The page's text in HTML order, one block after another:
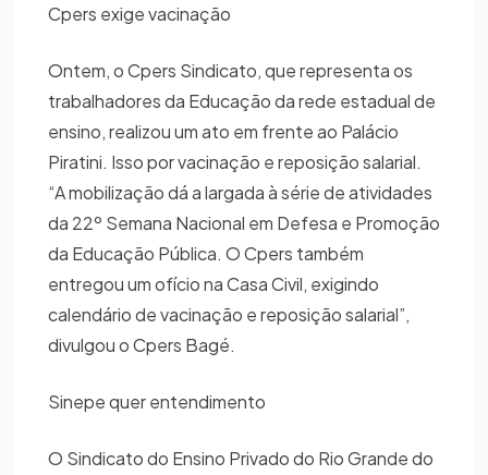
Cpers exige vacinação
Ontem, o Cpers Sindicato, que representa os
trabalhadores da Educação da rede estadual de
ensino, realizou um ato em frente ao Palácio
Piratini. Isso por vacinação e reposição salarial.
“A mobilização dá a largada à série de atividades
da 22º Semana Nacional em Defesa e Promoção
da Educação Pública. O Cpers também
entregou um ofício na Casa Civil, exigindo
calendário de vacinação e reposição salarial”,
divulgou o Cpers Bagé.
Sinepe quer entendimento
O Sindicato do Ensino Privado do Rio Grande do